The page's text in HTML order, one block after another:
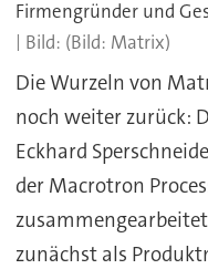
(Bild: Matrix)
Die Wurzeln von
noch weiter zurück:
Eckhard
der Macrotron
zunächst als